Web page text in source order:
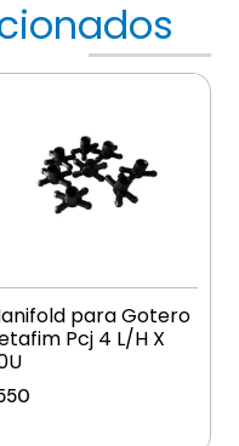
para Gotero
Pcj 4 L/H X